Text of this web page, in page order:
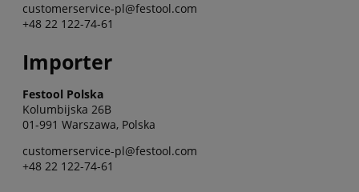
customerservice-pl@festool.com
+48 22 122-74-61
Importer
Festool Polska
Kolumbijska 26B
01-991 Warszawa, Polska
customerservice-pl@festool.com
+48 22 122-74-61